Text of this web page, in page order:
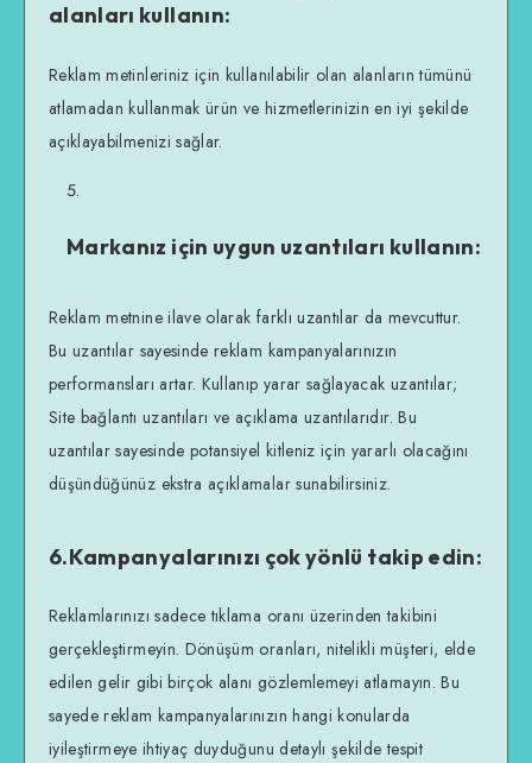
alanları kullanın:
Reklam metinleriniz için kullanılabilir olan alanların tümünü
atlamadan kullanmak ürün ve hizmetlerinizin en iyi şekilde
açıklayabilmenizi sağlar.
Markanız için uygun uzantıları kullanın:
Reklam metnine ilave olarak farklı uzantılar da mevcuttur.
Bu uzantılar sayesinde reklam kampanyalarınızın
performansları artar. Kullanıp yarar sağlayacak uzantılar;
Site bağlantı uzantıları ve açıklama uzantılarıdır. Bu
uzantılar sayesinde potansiyel kitleniz için yararlı olacağını
düşündüğünüz ekstra açıklamalar sunabilirsiniz.
6.Kampanyalarınızı çok yönlü takip edin:
Reklamlarınızı sadece tıklama oranı üzerinden takibini
gerçekleştirmeyin. Dönüşüm oranları, nitelikli müşteri, elde
edilen gelir gibi birçok alanı gözlemlemeyi atlamayın. Bu
sayede reklam kampanyalarınızın hangi konularda
iyileştirmeye ihtiyaç duyduğunu detaylı şekilde tespit